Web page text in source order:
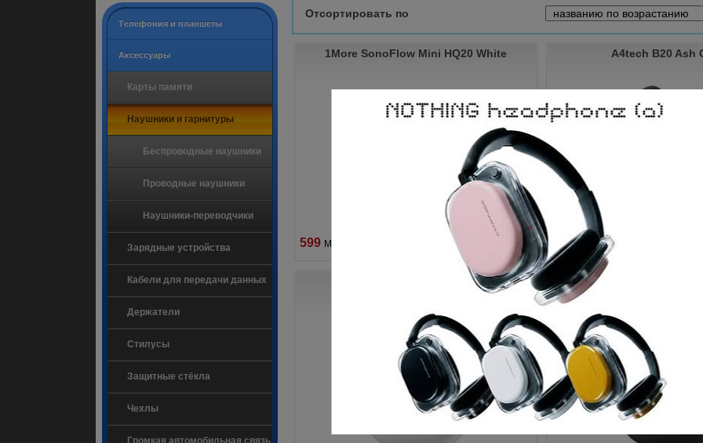
Tелефония и планшеты
Аксессуары
Карты памяти
Наушники и гарнитуры
Беспроводные наушники
Проводные наушники
Наушники-переводчики
Зарядные устройства
Кабели для передачи данных
Держатели
Стилусы
Защитные стёкла
Чехлы
Громкая автомобильная связь
Отсортировать по
1More SonoFlow Mini HQ20 White
599 MDL
A4tech B20 Ash
479MDL